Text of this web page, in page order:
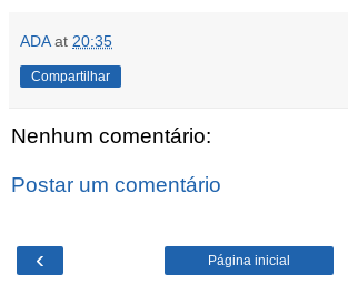
ADA at 20:35
Compartilhar
Nenhum comentário:
Postar um comentário
‹ Página inicial